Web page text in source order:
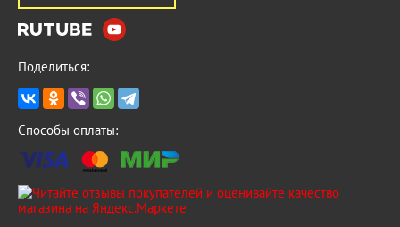
Поделиться:
Способы оплаты: